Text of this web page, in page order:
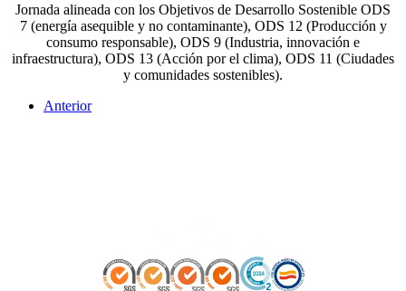
Jornada alineada con los Objetivos de Desarrollo Sostenible ODS
7 (energía asequible y no contaminante), ODS 12 (Producción y
consumo responsable), ODS 9 (Industria, innovación e
infraestructura), ODS 13 (Acción por el clima), ODS 11 (Ciudades
y comunidades sostenibles).
Anterior